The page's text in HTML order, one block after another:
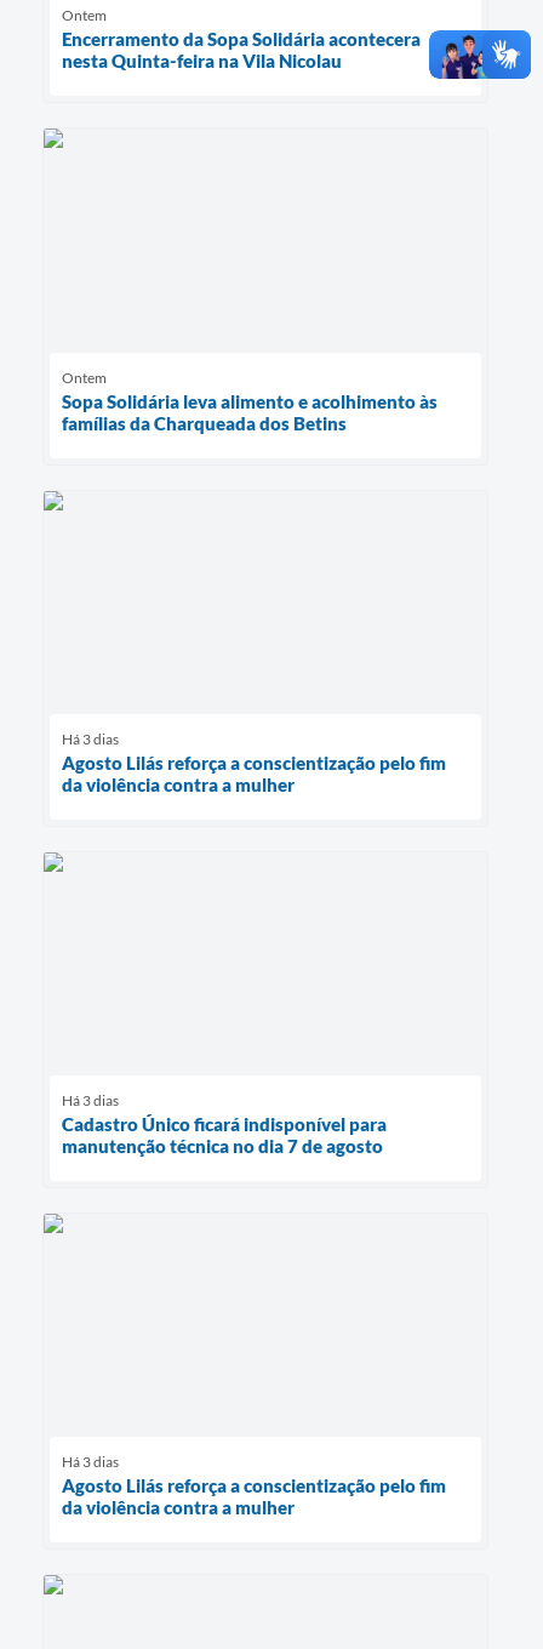
Ontem
Encerramento da Sopa Solidária acontecera
nesta Quinta-feira na Vila Nicolau
Ontem
Sopa Solidária leva alimento e acolhimento às
famílias da Charqueada dos Betins
Há 3 dias
Agosto Lilás reforça a conscientização pelo fim
da violência contra a mulher
Há 3 dias
Cadastro Único ficará indisponível para
manutenção técnica no dia 7 de agosto
Há 3 dias
Agosto Lilás reforça a conscientização pelo fim
da violência contra a mulher